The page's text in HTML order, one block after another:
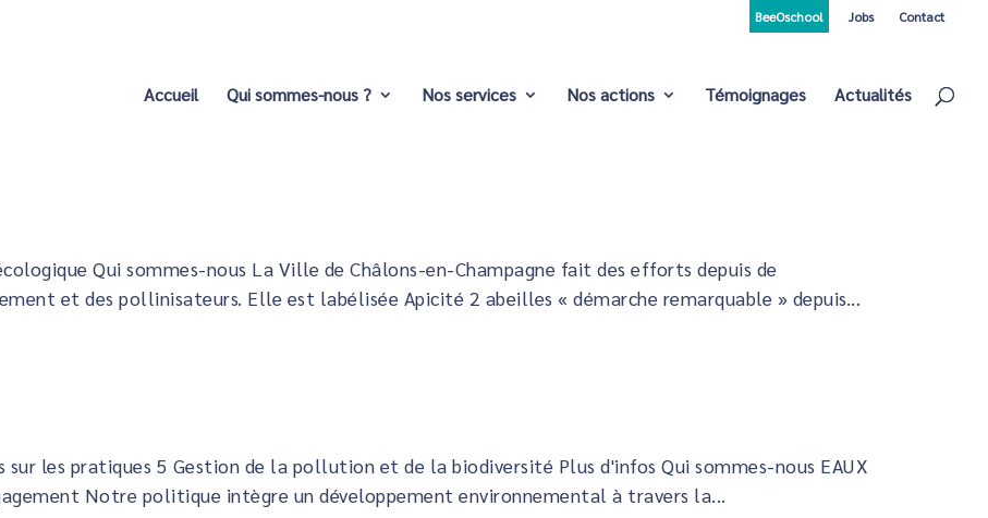
BeeOschool Jobs Contact
Accueil Qui sommes-nous ? Nos services Nos actions Témoignages Actualités
Qui sommes-nous La Ville de Châlons-en-Champagne fait des efforts depuis de
et des pollinisateurs. Elle est labélisée Apicité 2 abeilles « démarche remarquable » depuis...
les pratiques 5 Gestion de la pollution et de la biodiversité Plus d'infos Qui sommes-nous EAUX
Notre politique intègre un développement environnemental à travers la...